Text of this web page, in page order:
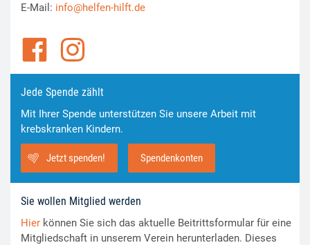
E-Mail: info@helfen-hilft.de
Jede Spende zählt
Mit Ihrer Spende unterstützen Sie unsere Arbeit mit
krebskranken Kindern.
Jetzt spenden! Spendenkonten
Sie wollen Mitglied werden
Hier können Sie sich das aktuelle Beitrittsformular für eine
Mitgliedschaft in unserem Verein herunterladen. Dieses